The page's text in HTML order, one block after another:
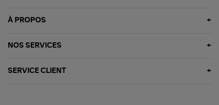
À PROPOS
NOS SERVICES
SERVICE CLIENT